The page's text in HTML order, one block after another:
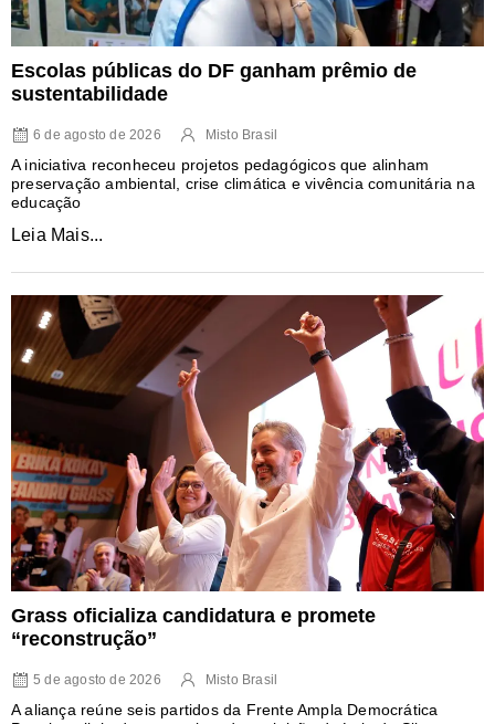
Escolas públicas do DF ganham prêmio de
sustentabilidade
6 de agosto de 2026 Misto Brasil
A iniciativa reconheceu projetos pedagógicos que alinham
preservação ambiental, crise climática e vivência comunitária na
educação
Leia Mais...
Grass oficializa candidatura e promete
“reconstrução”
5 de agosto de 2026 Misto Brasil
A aliança reúne seis partidos da Frente Ampla Democrática